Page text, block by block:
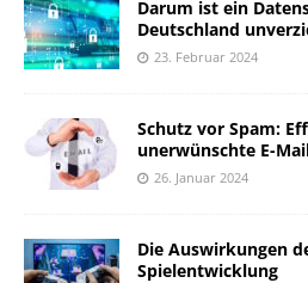
Darum ist ein
Deutschland
23. Februar 2024
Schutz vor Spam:
unerwünschte E-
26. Januar 2024
Die Auswirkungen
Spielentwicklung